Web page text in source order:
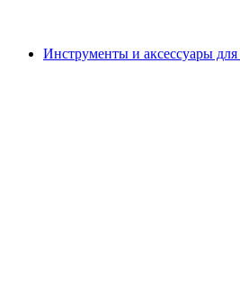
Инструменты и аксессуары для